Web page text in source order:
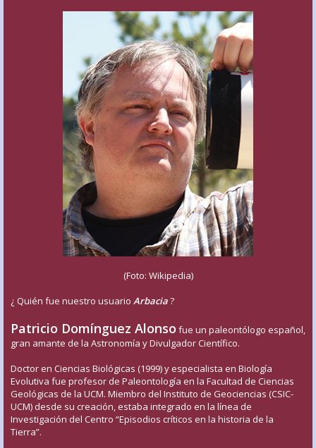
(Foto: Wikipedia)
¿ Quién fue nuestro usuario Arbacia?
Patricio Domínguez Alonso fue un paleontólogo español,
gran amante de la Astronomía y Divulgador Científico.
Doctor en Ciencias Biológicas (1999) y especialista en Biología
Evolutiva fue profesor de Paleontología en la Facultad de Ciencias
Geológicas de la UCM. Miembro del Instituto de Geociencias (CSIC-
UCM) desde su creación, estaba integrado en la línea de
Investigación del Centro “Episodios críticos en la historia de la
Tierra”.